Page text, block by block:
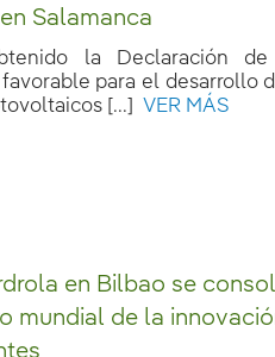
Salamanca
la Declaración de
para el desarrollo
[...]
VER MÁS
en Bilbao se
mundial de la